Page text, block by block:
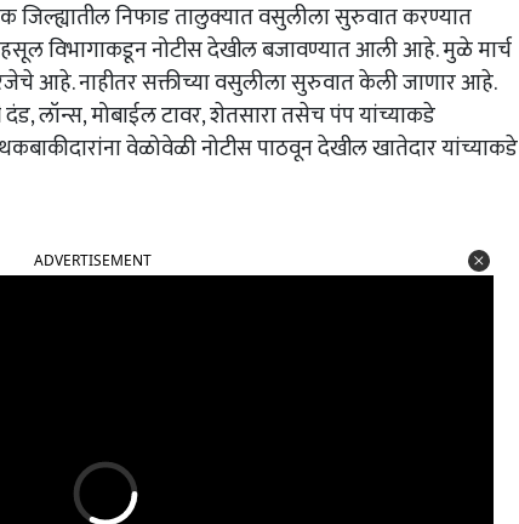
जिल्ह्यातील निफाड तालुक्यात वसुलीला सुरुवात करण्यात
विभागाकडून नोटीस देखील बजावण्यात आली आहे. मुळे मार्च
आहे. नाहीतर सक्तीच्या वसुलीला सुरुवात केली जाणार आहे.
लॉन्स, मोबाईल टावर, शेतसारा तसेच पंप यांच्याकडे
वेळोवेळी नोटीस पाठवून देखील खातेदार यांच्याकडे